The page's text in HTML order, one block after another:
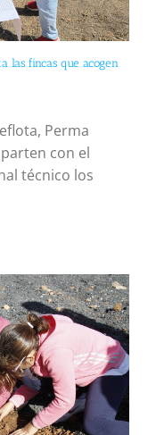
las fincas que acogen
Perma
con el
técnico los